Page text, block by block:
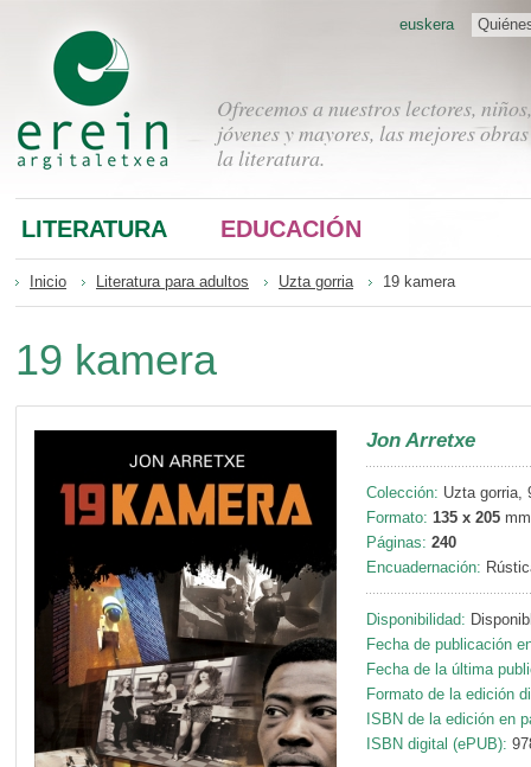
Ofrecemos a nuestros lectores, niños,
jóvenes y mayores, las mejores
la literatura.
euskera
LITERATURA EDUCACIÓN
Inicio Literatura para adultos Uzta gorria 19 kamera
19 kamera
Jon Arretxe
Colección: Uzta gorria,
Formato: 135 x 205 mm
Páginas: 240
Encuadernación:
Disponibilidad:
Fecha de publicación
Fecha de la última
Formato de la edición
ISBN de la edición en
ISBN digital (ePUB):